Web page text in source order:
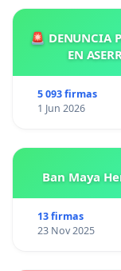
🚨 DENUNCIA
EN
5 093 firmas
1 Jun 2026
Ban Maya
13 firmas
23 Nov 2025